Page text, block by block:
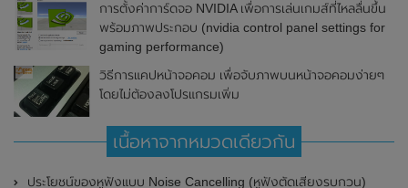
การตั้งค่าการ์ดจอ NVIDIA เพื่อการเล่นเกมส์ที่ไหลลื่นขึ้น
พร้อมภาพประกอบ (nvidia control panel settings for
gaming performance)
วิธีการแคปหน้าจอคอม เพื่อจับภาพบนหน้าจอคอมง่ายๆ
โดยไม่ต้องลงโปรแกรมเพิ่ม
เนื้อหาจากหมวดเดียวกัน
ประโยชน์ของหูฟังแบบ Noise Cancelling (หูฟังตัดเสียงรบกวน)